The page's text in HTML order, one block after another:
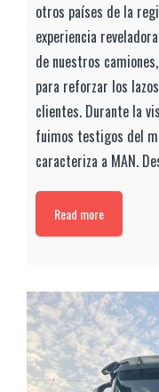
otros países de la
experiencia
de nuestros
para reforzar los
clientes. Durante la
fuimos testigos del
caracteriza a MAN.
Read more